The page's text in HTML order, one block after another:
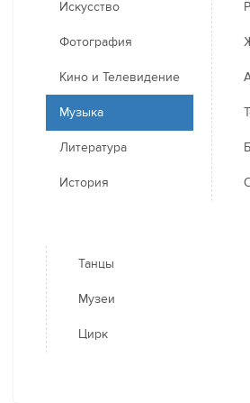
Искусство
Фотография
Кино и Телевидение
Музыка
Литература
История
Танцы
Музеи
Цирк